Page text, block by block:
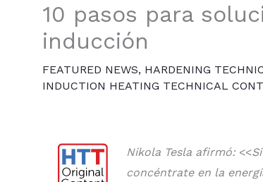
10 pasos para
inducción
FEATURED NEWS, HARDENING
INDUCTION HEATING TECHNICAL
Nikola Tesla afirmó: <<
concéntrate en la